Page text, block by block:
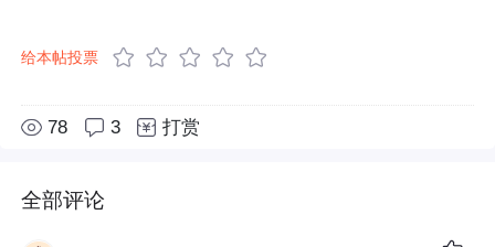
给本帖投票
78 3 打赏
全部评论